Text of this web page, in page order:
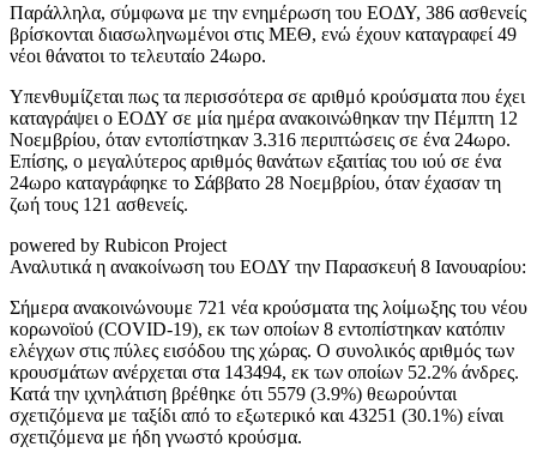
Παράλληλα, σύμφωνα με την ενημέρωση του ΕΟΔΥ, 386 ασθενείς
βρίσκονται διασωληνωμένοι στις ΜΕΘ, ενώ έχουν καταγραφεί 49
νέοι θάνατοι το τελευταίο 24ωρο.
Υπενθυμίζεται πως τα περισσότερα σε αριθμό κρούσματα που έχει
καταγράψει ο ΕΟΔΥ σε μία ημέρα ανακοινώθηκαν την Πέμπτη 12
Νοεμβρίου, όταν εντοπίστηκαν 3.316 περιπτώσεις σε ένα 24ωρο.
Επίσης, ο μεγαλύτερος αριθμός θανάτων εξαιτίας του ιού σε ένα
24ωρο καταγράφηκε το Σάββατο 28 Νοεμβρίου, όταν έχασαν τη
ζωή τους 121 ασθενείς.
powered by Rubicon Project
Αναλυτικά η ανακοίνωση του ΕΟΔΥ την Παρασκευή 8 Ιανουαρίου:
Σήμερα ανακοινώνουμε 721 νέα κρούσματα της λοίμωξης του νέου
κορωνοϊού (COVID-19), εκ των οποίων 8 εντοπίστηκαν κατόπιν
ελέγχων στις πύλες εισόδου της χώρας. Ο συνολικός αριθμός των
κρουσμάτων ανέρχεται στα 143494, εκ των οποίων 52.2% άνδρες.
Κατά την ιχνηλάτιση βρέθηκε ότι 5579 (3.9%) θεωρούνται
σχετιζόμενα με ταξίδι από το εξωτερικό και 43251 (30.1%) είναι
σχετιζόμενα με ήδη γνωστό κρούσμα.